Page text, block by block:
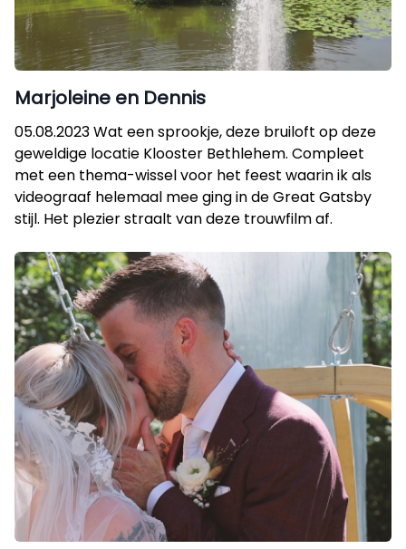
Marjoleine en Dennis
05.08.2023 Wat een sprookje, deze bruiloft op deze
geweldige locatie Klooster Bethlehem. Compleet
met een thema-wissel voor het feest waarin ik als
videograaf helemaal mee ging in de Great Gatsby
stijl. Het plezier straalt van deze trouwfilm af.